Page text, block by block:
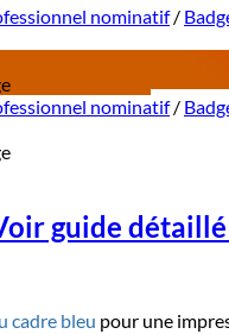
nominatif /
nominatif /
guide
cadre bleu pour une